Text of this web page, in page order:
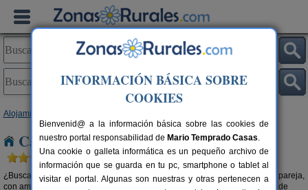
Alojamientos
Casas rurales en la montaña en Galicia
¿Buscas unacasa rural en la montaña en Galicia? Tanto si viajas con tu pareja,
con amigos o en familia, alquilar una casa rural en las alturas y rodeadas de
INFORMACIÓN BÁSICA SOBRE
COOKIES
Bienvenid@ a la información básica sobre las cookies de
nuestro portal responsabilidad de Mario Temprado Casas.
Una cookie o galleta informática es un pequeño archivo de
información que se guarda en tu pc, smartphone o tablet al
visitar el portal. Algunas son nuestras y otras pertenecen a